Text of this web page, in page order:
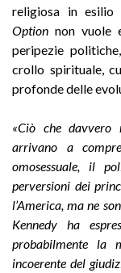
religiosa in esilio
Option non vuole
peripezie
crollo spirituale,
profonde delle
«Ciò che davvero
arrivano a
omosessuale, il
perversioni dei
l’America, ma ne
Kennedy ha
probabilmente la
incoerente del